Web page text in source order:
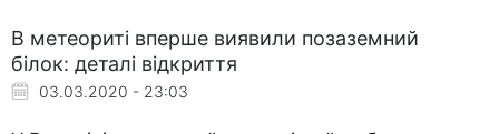
В метеориті вперше виявили позаземний
білок: деталі відкриття
03.03.2020 - 23:03